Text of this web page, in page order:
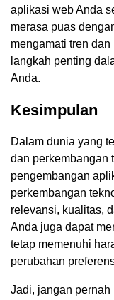
aplikasi web Anda
merasa puas
mengamati tren
langkah penting
Anda.
Kesimpulan
Dalam dunia yang
dan perkembangan
pengembangan
perkembangan
relevansi, kualitas,
Anda juga dapat
tetap memenuhi
perubahan
Jadi, jangan